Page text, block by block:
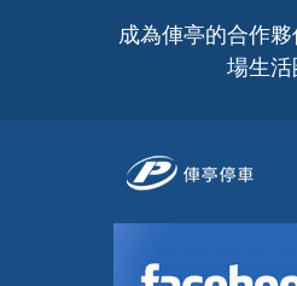
成為俥亭的合作
場生活